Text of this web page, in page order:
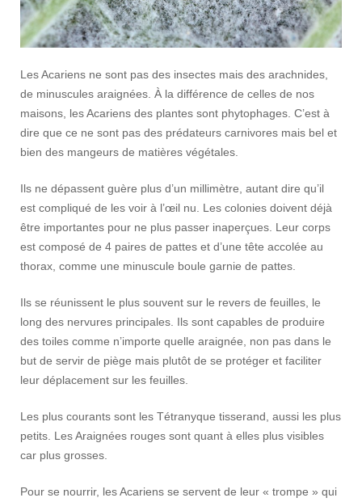
Les Acariens ne sont pas des insectes mais des arachnides,
de minuscules araignées. À la différence de celles de nos
maisons, les Acariens des plantes sont phytophages. C’est à
dire que ce ne sont pas des prédateurs carnivores mais bel et
bien des mangeurs de matières végétales.
Ils ne dépassent guère plus d’un millimètre, autant dire qu’il
est compliqué de les voir à l’œil nu. Les colonies doivent déjà
être importantes pour ne plus passer inaperçues. Leur corps
est composé de 4 paires de pattes et d’une tête accolée au
thorax, comme une minuscule boule garnie de pattes.
Ils se réunissent le plus souvent sur le revers de feuilles, le
long des nervures principales. Ils sont capables de produire
des toiles comme n’importe quelle araignée, non pas dans le
but de servir de piège mais plutôt de se protéger et faciliter
leur déplacement sur les feuilles.
Les plus courants sont les Tétranyque tisserand, aussi les plus
petits. Les Araignées rouges sont quant à elles plus visibles
car plus grosses.
Pour se nourrir, les Acariens se servent de leur « trompe » qui